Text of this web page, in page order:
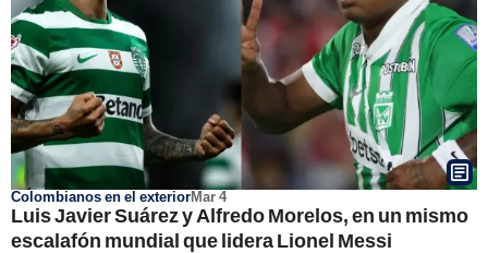
Colombianos en el exteriorMar 4
Luis Javier Suárez y Alfredo Morelos, en un mismo
escalafón mundial que lidera Lionel Messi